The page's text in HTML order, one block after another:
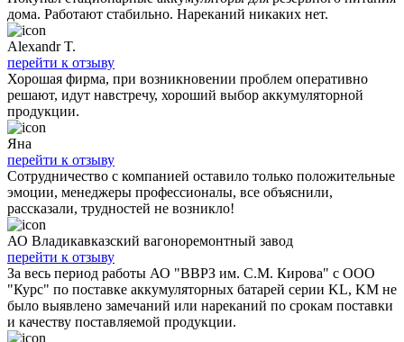
дома. Работают стабильно. Нареканий никаких нет.
Alexandr T.
перейти к отзыву
Хорошая фирма, при возникновении проблем оперативно
решают, идут навстречу, хороший выбор аккумуляторной
продукции.
Яна
перейти к отзыву
Сотрудничество с компанией оставило только положительные
эмоции, менеджеры профессионалы, все объяснили,
рассказали, трудностей не возникло!
АО Владикавказский вагоноремонтный завод
перейти к отзыву
За весь период работы АО "ВВРЗ им. С.М. Кирова" с ООО
"Курс" по поставке аккумуляторных батарей серии KL, KM не
было выявлено замечаний или нареканий по срокам поставки
и качеству поставляемой продукции.